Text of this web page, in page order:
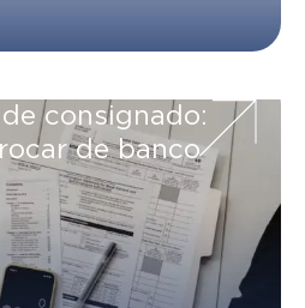
consignado:
de banco